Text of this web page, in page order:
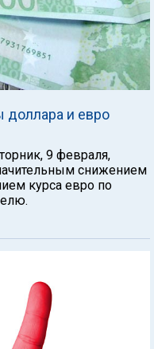
доллара и евро
9 февраля,
снижением
курса евро по